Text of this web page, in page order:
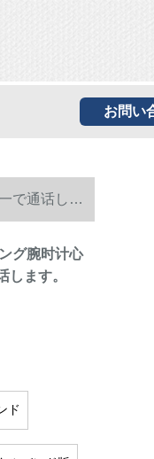
お問い
で通话しま
グ腕时计心
ます。
ド